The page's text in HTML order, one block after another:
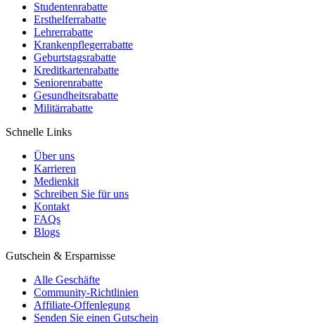
Studentenrabatte
Ersthelferrabatte
Lehrerrabatte
Krankenpflegerrabatte
Geburtstagsrabatte
Kreditkartenrabatte
Seniorenrabatte
Gesundheitsrabatte
Militärrabatte
Schnelle Links
Über uns
Karrieren
Medienkit
Schreiben Sie für uns
Kontakt
FAQs
Blogs
Gutschein & Ersparnisse
Alle Geschäfte
Community-Richtlinien
Affiliate-Offenlegung
Senden Sie einen Gutschein